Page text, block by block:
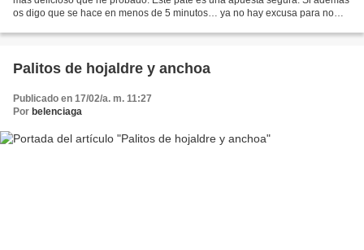
os digo que se hace en menos de 5 minutos… ya no hay excusa para no
Palitos de hojaldre y anchoa
Publicado en 17/02/a. m. 11:27
Por belenciaga